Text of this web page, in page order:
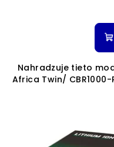
Nahradzuje tieto
Africa Twin/ CBR1000-